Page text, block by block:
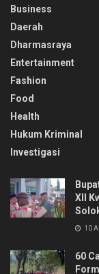
Business
Daerah
Dharmasraya
Entertainment
Fashion
Food
Health
Hukum Kriminal
Investigasi
XII
10
60